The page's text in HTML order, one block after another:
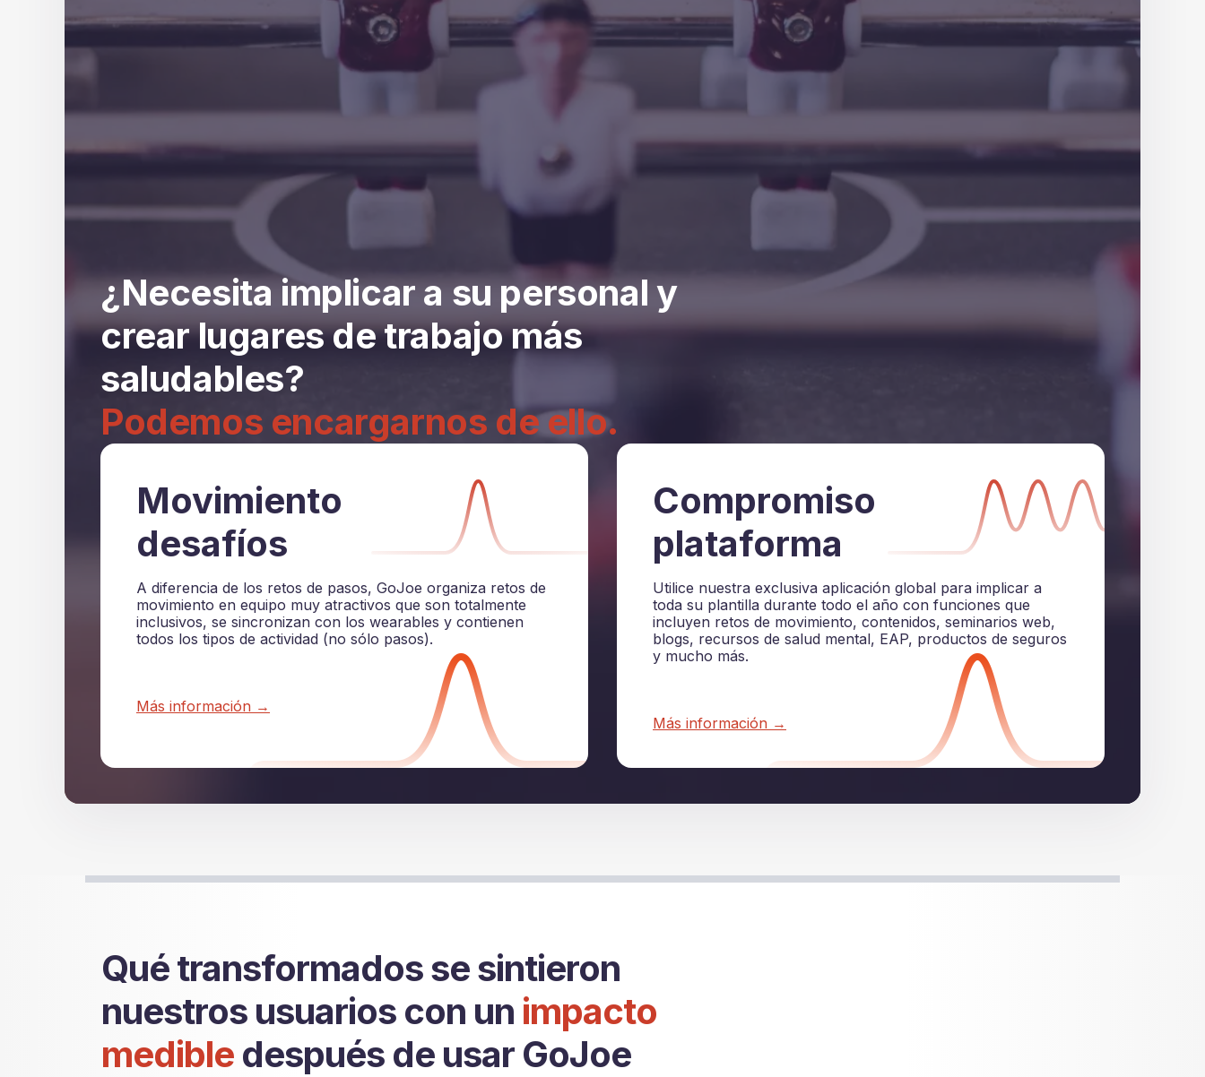
¿Necesita implicar a su personal y
crear lugares de trabajo más
saludables?
Podemos encargarnos de ello.
Movimiento
desafíos
A diferencia de los retos de pasos, GoJoe organiza retos de
movimiento en equipo muy atractivos que son totalmente
inclusivos, se sincronizan con los wearables y contienen
todos los tipos de actividad (no sólo pasos).
Más información →
Compromiso
plataforma
Utilice nuestra exclusiva aplicación global para implicar a
toda su plantilla durante todo el año con funciones que
incluyen retos de movimiento, contenidos, seminarios web,
blogs, recursos de salud mental, EAP, productos de seguros
y mucho más.
Más información →
Qué transformados se sintieron
nuestros usuarios con un impacto
medible después de usar GoJoe